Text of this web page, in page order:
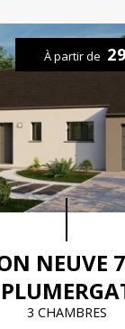
NEUVE
3 CHAMBRES
À partir de